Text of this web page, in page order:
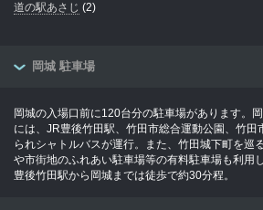
道の駅あさじ (2)
岡城 駐車場
岡城の入場口前に120台分の駐車場があります。
には、JR豊後竹田駅、竹田市総合運動公園、竹田
られシャトルバスが運行。また、竹田城下町を巡
や市街地のふれあい駐車場等の有料駐車場も利用
豊後竹田駅から岡城までは徒歩で約30分程。